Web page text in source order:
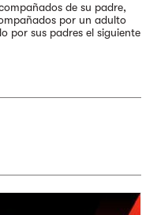
de su padre,
por un adulto
por sus padres el siguiente